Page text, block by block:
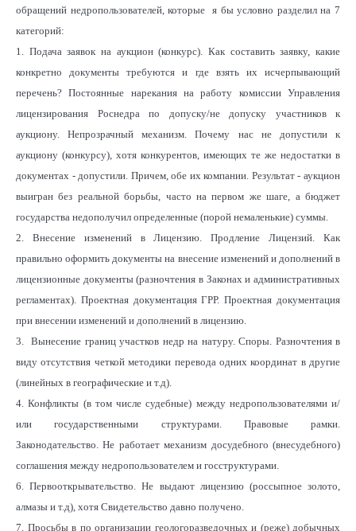
обращений недропользователей, которые я бы условно разделил на 7
категорий:
1. Подача заявок на аукцион (конкурс). Как составить заявку, какие
конкретно документы требуются и где взять их исчерпывающий
перечень? Постоянные нарекания на работу комиссии Управления
лицензирования Роснедра по допуску/не допуску участников к
аукциону. Непрозрачный механизм. Почему нас не допустили к
аукциону (конкурсу), хотя конкурентов, имеющих те же недостатки в
документах - допустили. Причем, обе их компании. Результат - аукцион
выигран без реальной борьбы, часто на первом же шаге, а бюджет
государства недополучил определенные (порой немаленькие) суммы.
2. Внесение изменений в Лицензию. Продление Лицензий. Как
правильно оформить документы на внесение изменений и дополнений в
лицензионные документы (разночтения в Законах и административных
регламентах). Проектная документация ГРР. Проектная документация
при внесении изменений и дополнений в лицензию.
3. Вынесение границ участков недр на натуру. Споры. Разночтения в
виду отсутствия четкой методики перевода одних координат в другие
(линейных в географические и т.д).
4. Конфликты (в том числе судебные) между недропользователями и/
или государственными структурами. Правовые рамки.
Законодательство. Не работает механизм досудебного (внесудебного)
соглашения между недропользователем и госструктурами.
6. Первооткрывательство. Не выдают лицензию (россыпное золото,
алмазы и т.д), хотя Свидетельство давно получено.
7. Просьбы в по организации геологоразведочных и (реже) добычных